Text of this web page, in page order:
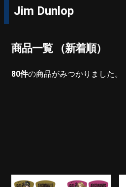
Jim Dunlop
商品一覧 （新着順）
80件の商品がみつかりました。